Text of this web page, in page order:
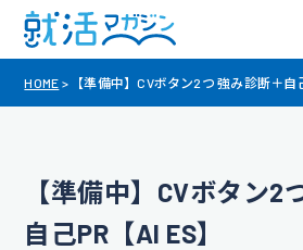
HOME > 【準備中】CVボタン2つ 強み診断＋自
【準備中】CVボタン2
自己PR【AI ES】